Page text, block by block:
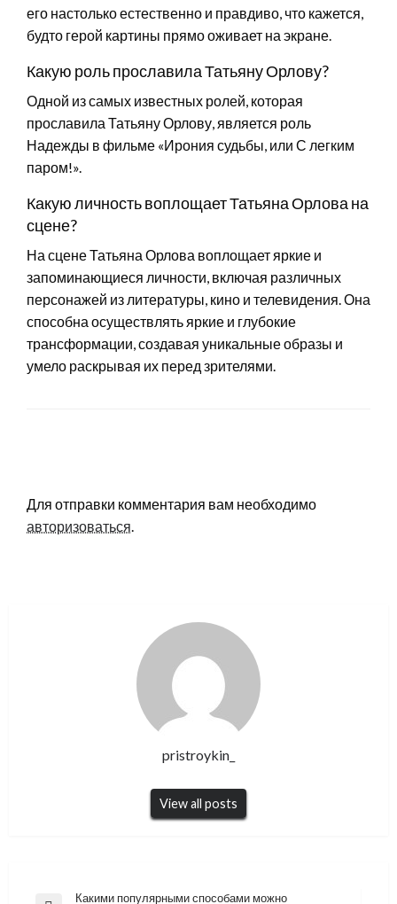
его настолько естественно и правдиво, что кажется,
будто герой картины прямо оживает на экране.
Какую роль прославила Татьяну Орлову?
Одной из самых известных ролей, которая
прославила Татьяну Орлову, является роль
Надежды в фильме «Ирония судьбы, или С легким
паром!».
Какую личность воплощает Татьяна Орлова на
сцене?
На сцене Татьяна Орлова воплощает яркие и
запоминающиеся личности, включая различных
персонажей из литературы, кино и телевидения. Она
способна осуществлять яркие и глубокие
трансформации, создавая уникальные образы и
умело раскрывая их перед зрителями.
Для отправки комментария вам необходимо
авторизоваться.
pristroykin_
View all posts
Какими популярными способами можно